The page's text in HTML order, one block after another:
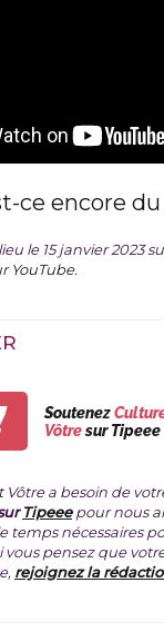
ce encore
le 15 janvier 2023
YouTube.
Soutenez
Vôtresur Tipeee
a besoin de
Tipeeepour nous
temps nécessaires
vous pensez que
rejoignez la